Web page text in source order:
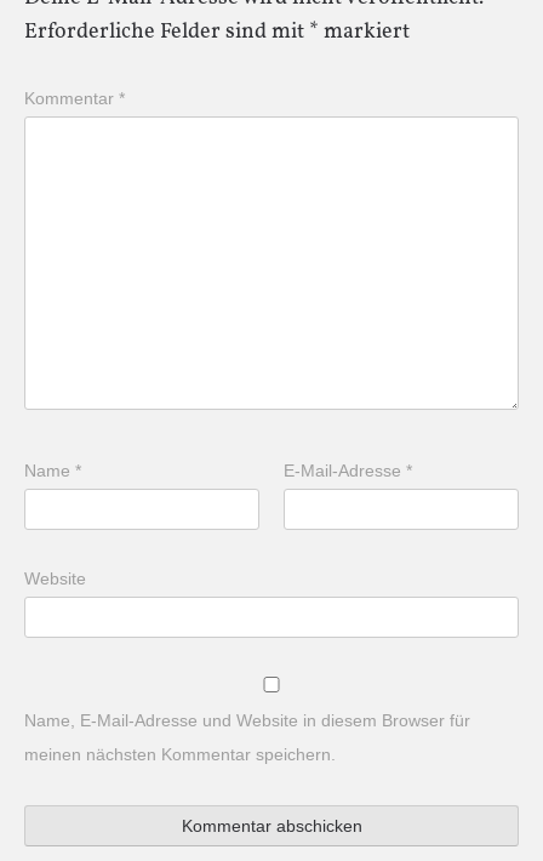
Erforderliche Felder sind mit * markiert
Kommentar *
Name * E-Mail-Adresse*
Website
Name, E-Mail-Adresse und Website in diesem Browser für
meinen nächsten Kommentar speichern.